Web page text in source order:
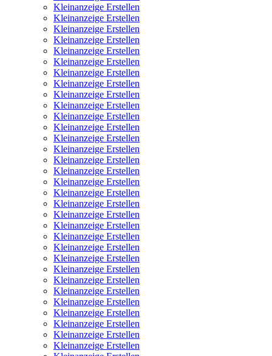
Kleinanzeige Erstellen
Kleinanzeige Erstellen
Kleinanzeige Erstellen
Kleinanzeige Erstellen
Kleinanzeige Erstellen
Kleinanzeige Erstellen
Kleinanzeige Erstellen
Kleinanzeige Erstellen
Kleinanzeige Erstellen
Kleinanzeige Erstellen
Kleinanzeige Erstellen
Kleinanzeige Erstellen
Kleinanzeige Erstellen
Kleinanzeige Erstellen
Kleinanzeige Erstellen
Kleinanzeige Erstellen
Kleinanzeige Erstellen
Kleinanzeige Erstellen
Kleinanzeige Erstellen
Kleinanzeige Erstellen
Kleinanzeige Erstellen
Kleinanzeige Erstellen
Kleinanzeige Erstellen
Kleinanzeige Erstellen
Kleinanzeige Erstellen
Kleinanzeige Erstellen
Kleinanzeige Erstellen
Kleinanzeige Erstellen
Kleinanzeige Erstellen
Kleinanzeige Erstellen
Kleinanzeige Erstellen
Kleinanzeige Erstellen